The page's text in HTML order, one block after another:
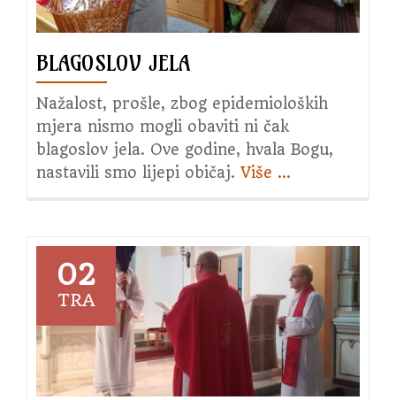
BLAGOSLOV JELA
Nažalost, prošle, zbog epidemioloških
mjera nismo mogli obaviti ni čak
blagoslov jela. Ove godine, hvala Bogu,
nastavili smo lijepi običaj. Više about
…
02
TRA